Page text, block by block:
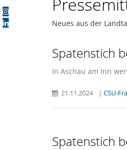
Neues aus der
Spatenstich
In Aschau am Inn
21.11.2024 | CSU-
Spatenstich